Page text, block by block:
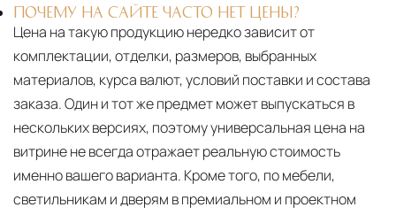
ПОЧЕМУ НА САЙТЕ ЧАСТО НЕТ ЦЕНЫ?
Цена на такую продукцию нередко зависит от
комплектации, отделки, размеров, выбранных
материалов, курса валют, условий поставки и состава
заказа. Один и тот же предмет может выпускаться в
нескольких версиях, поэтому универсальная цена на
витрине не всегда отражает реальную стоимость
именно вашего варианта. Кроме того, по мебели,
светильникам и дверям в премиальном и проектном